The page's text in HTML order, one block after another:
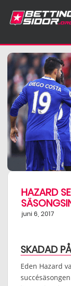
HAZARD
juni 6, 2017
SKADAD
Eden Hazard